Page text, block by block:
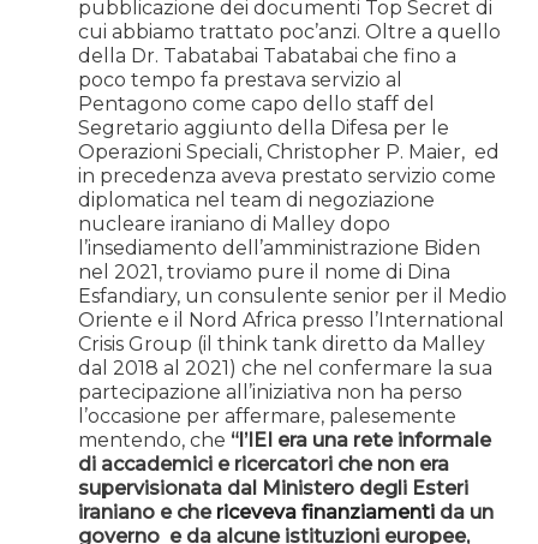
pubblicazione dei documenti Top Secret di
cui abbiamo trattato poc’anzi. Oltre a quello
della Dr. Tabatabai Tabatabai che fino a
poco tempo fa prestava servizio al
Pentagono come capo dello staff del
Segretario aggiunto della Difesa per le
Operazioni Speciali, Christopher P. Maier, ed
in precedenza aveva prestato servizio come
diplomatica nel team di negoziazione
nucleare iraniano di Malley dopo
l’insediamento dell’amministrazione Biden
nel 2021, troviamo pure il nome di Dina
Esfandiary, un consulente senior per il Medio
Oriente e il Nord Africa presso l’International
Crisis Group (il think tank diretto da Malley
dal 2018 al 2021) che nel confermare la sua
partecipazione all’iniziativa non ha perso
l’occasione per affermare, palesemente
mentendo, che “l’IEI era una rete informale
di accademici e ricercatori che non era
supervisionata dal Ministero degli Esteri
iraniano e che riceveva finanziamenti da un
governo e da alcune istituzioni europee,